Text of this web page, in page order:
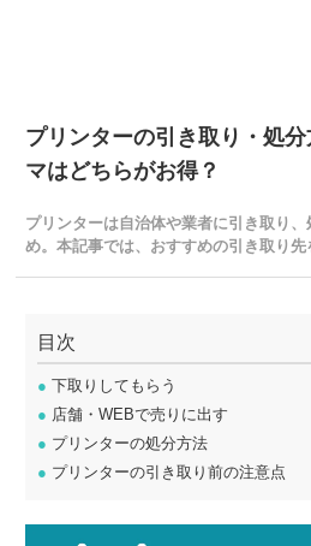
プリンターの引き取り・処
マはどちらがお得？
プリンターは自治体や業者に引き取り
め。本記事では、おすすめの引き取り先
目次
● 下取りしてもらう
● 店舗・WEBで売りに出す
● プリンターの処分方法
● プリンターの引き取り前の注意点